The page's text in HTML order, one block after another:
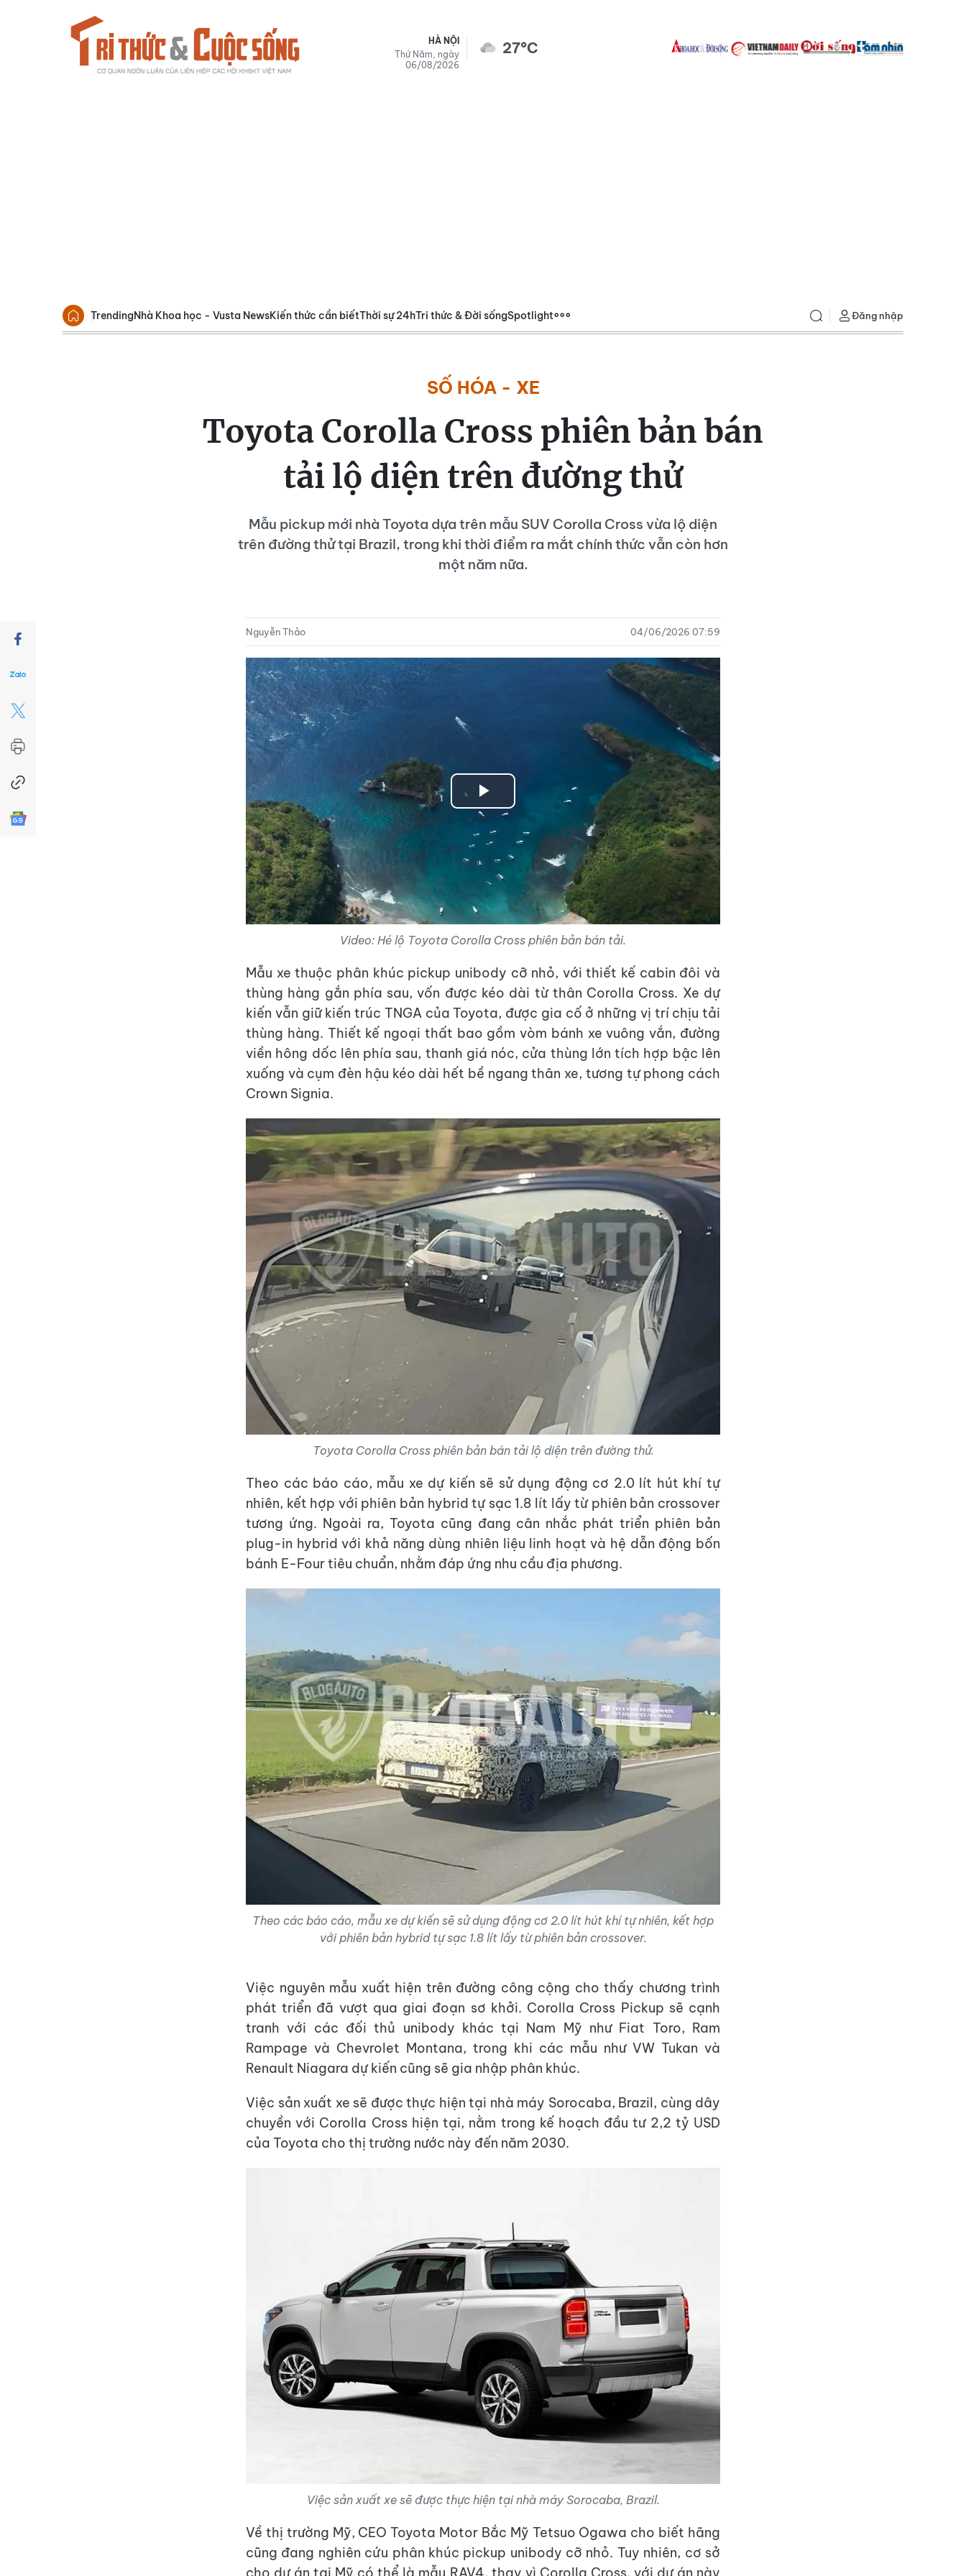
HÀ NỘI
Thứ Năm, ngày
06/08/2026
27°C
TrendingNhà Khoa học - Vusta NewsKiến thức cần biếtThời sự 24hTri thức & Đời sốngSpotlight Đăng nhập
SỐ HÓA - XE
Toyota Corolla Cross phiên bản bán
tải lộ diện trên đường thử
Mẫu pickup mới nhà Toyota dựa trên mẫu SUV Corolla Cross vừa lộ diện
trên đường thử tại Brazil, trong khi thời điểm ra mắt chính thức vẫn còn hơn
một năm nữa.
Nguyễn Thảo 04/06/2026 07:59
Play
Video
Video: Hé lộ Toyota Corolla Cross phiên bản bán tải.
Mẫu xe thuộc phân khúc pickup unibody cỡ nhỏ, với thiết kế cabin đôi và
thùng hàng gắn phía sau, vốn được kéo dài từ thân Corolla Cross. Xe dự
kiến vẫn giữ kiến trúc TNGA của Toyota, được gia cố ở những vị trí chịu tải
thùng hàng. Thiết kế ngoại thất bao gồm vòm bánh xe vuông vắn, đường
viền hông dốc lên phía sau, thanh giá nóc, cửa thùng lớn tích hợp bậc lên
xuống và cụm đèn hậu kéo dài hết bề ngang thân xe, tương tự phong cách
Crown Signia.
Toyota Corolla Cross phiên bản bán tải lộ diện trên đường thử.
Theo các báo cáo, mẫu xe dự kiến sẽ sử dụng động cơ 2.0 lít hút khí tự
nhiên, kết hợp với phiên bản hybrid tự sạc 1.8 lít lấy từ phiên bản crossover
tương ứng. Ngoài ra, Toyota cũng đang cân nhắc phát triển phiên bản
plug-in hybrid với khả năng dùng nhiên liệu linh hoạt và hệ dẫn động bốn
bánh E-Four tiêu chuẩn, nhằm đáp ứng nhu cầu địa phương.
Theo các báo cáo, mẫu xe dự kiến sẽ sử dụng động cơ 2.0 lít hút khí tự nhiên, kết hợp
với phiên bản hybrid tự sạc 1.8 lít lấy từ phiên bản crossover.
Việc nguyên mẫu xuất hiện trên đường công cộng cho thấy chương trình
phát triển đã vượt qua giai đoạn sơ khởi. Corolla Cross Pickup sẽ cạnh
tranh với các đối thủ unibody khác tại Nam Mỹ như Fiat Toro, Ram
Rampage và Chevrolet Montana, trong khi các mẫu như VW Tukan và
Renault Niagara dự kiến cũng sẽ gia nhập phân khúc.
Việc sản xuất xe sẽ được thực hiện tại nhà máy Sorocaba, Brazil, cùng dây
chuyền với Corolla Cross hiện tại, nằm trong kế hoạch đầu tư 2,2 tỷ USD
của Toyota cho thị trường nước này đến năm 2030.
Việc sản xuất xe sẽ được thực hiện tại nhà máy Sorocaba, Brazil.
Về thị trường Mỹ, CEO Toyota Motor Bắc Mỹ Tetsuo Ogawa cho biết hãng
cũng đang nghiên cứu phân khúc pickup unibody cỡ nhỏ. Tuy nhiên, cơ sở